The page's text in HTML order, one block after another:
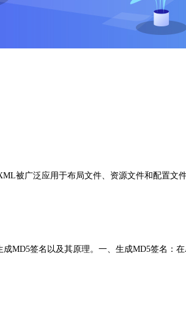
被广泛应用于布局文件、资源文件和配置文
MD5签名以及其原理。一、生成MD5签名：在